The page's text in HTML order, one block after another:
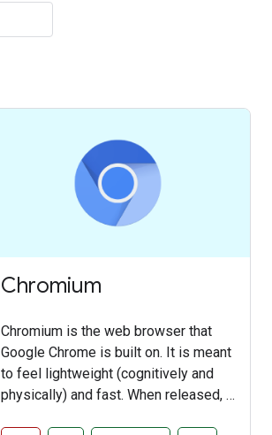
Chromium
Chromium is the web browser that
Google Chrome is built on. It is meant
to feel lightweight (cognitively and
physically) and fast. When released, it